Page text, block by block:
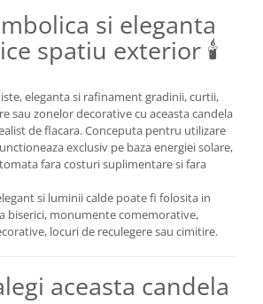
si eleganta
spatiu exterior 🕯️
eleganta si rafinament gradinii, curtii,
sau zonelor decorative cu aceasta candela
de flacara. Conceputa pentru utilizare
exclusiv pe baza energiei solare,
fara costuri suplimentare si fara
si luminii calde poate fi folosita in
biserici, monumente comemorative,
locuri de reculegere sau cimitire.
aceasta candela